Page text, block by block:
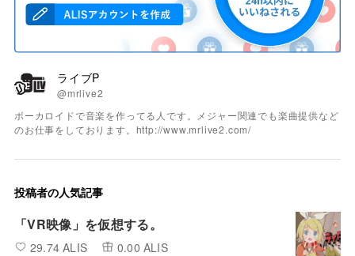
ライブP
@mrlive2
ボーカロイドで音楽を作ってる人です。メジャー関連でも楽曲提供など
のお仕事をしております。http://www.mrlive2.com/
投稿者の人気記事
「VR映像」を仮想する。
29.74 ALIS 0.00 ALIS